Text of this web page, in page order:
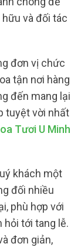
và đối tác
đơn vị chức
tận nơi hàng
đến mang lại
tuyệt vời nhất
Tươi U Minh
khách một
đối nhiều
phù hợp với
hỏi tới tang lễ.
đơn giản,